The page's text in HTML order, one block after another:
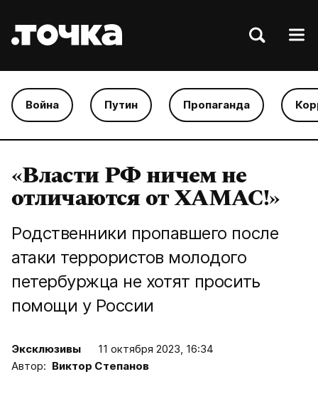
Война Путин Пропаганда
«Власти РФ ничем не
отличаются от ХАМАС!»
Родственники пропавшего после
атаки террористов молодого
петербуржца не хотят просить
помощи у России
Эксклюзивы
11 октября 2023, 16:34
Автор: Виктор Степанов